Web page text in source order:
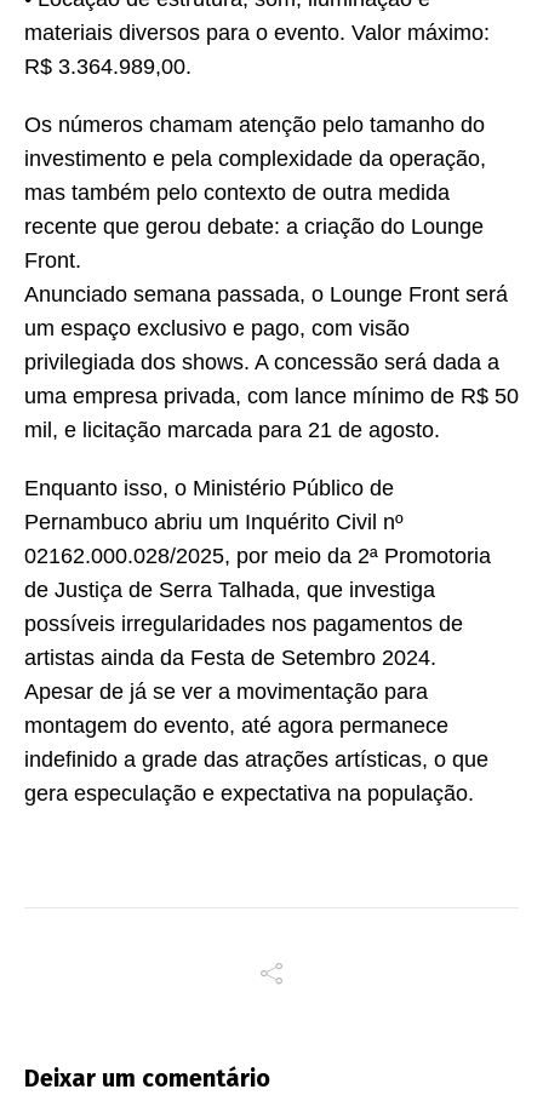
materiais diversos para o evento. Valor máximo:
R$ 3.364.989,00.
Os números chamam atenção pelo tamanho do
investimento e pela complexidade da operação,
mas também pelo contexto de outra medida
recente que gerou debate: a criação do Lounge
Front.
Anunciado semana passada, o Lounge Front será
um espaço exclusivo e pago, com visão
privilegiada dos shows. A concessão será dada a
uma empresa privada, com lance mínimo de R$ 50
mil, e licitação marcada para 21 de agosto.
Enquanto isso, o Ministério Público de
Pernambuco abriu um Inquérito Civil nº
02162.000.028/2025, por meio da 2ª Promotoria
de Justiça de Serra Talhada, que investiga
possíveis irregularidades nos pagamentos de
artistas ainda da Festa de Setembro 2024.
Apesar de já se ver a movimentação para
montagem do evento, até agora permanece
indefinido a grade das atrações artísticas, o que
gera especulação e expectativa na população.
Deixar um comentário